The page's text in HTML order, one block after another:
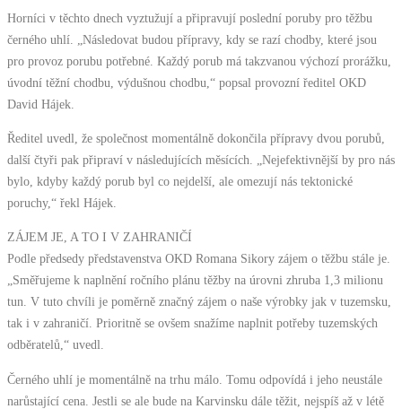
Horníci v těchto dnech vyztužují a připravují poslední poruby pro těžbu
černého uhlí. „Následovat budou přípravy, kdy se razí chodby, které jsou
pro provoz porubu potřebné. Každý porub má takzvanou výchozí prorážku,
úvodní těžní chodbu, výdušnou chodbu,“ popsal provozní ředitel OKD
David Hájek.
Ředitel uvedl, že společnost momentálně dokončila přípravy dvou porubů,
další čtyři pak připraví v následujících měsících. „Nejefektivnější by pro nás
bylo, kdyby každý porub byl co nejdelší, ale omezují nás tektonické
poruchy,“ řekl Hájek.
ZÁJEM JE, A TO I V ZAHRANIČÍ
Podle předsedy představenstva OKD Romana Sikory zájem o těžbu stále je.
„Směřujeme k naplnění ročního plánu těžby na úrovni zhruba 1,3 milionu
tun. V tuto chvíli je poměrně značný zájem o naše výrobky jak v tuzemsku,
tak i v zahraničí. Prioritně se ovšem snažíme naplnit potřeby tuzemských
odběratelů,“ uvedl.
Černého uhlí je momentálně na trhu málo. Tomu odpovídá i jeho neustále
narůstající cena. Jestli se ale bude na Karvinsku dále těžit, nejspíš až v létě